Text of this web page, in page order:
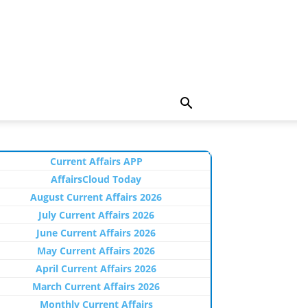
Current Affairs APP
AffairsCloud Today
August Current Affairs 2026
July Current Affairs 2026
June Current Affairs 2026
May Current Affairs 2026
April Current Affairs 2026
March Current Affairs 2026
Monthly Current Affairs